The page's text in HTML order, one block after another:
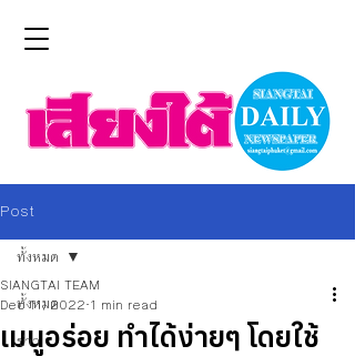
Post
ทั้งหมด
ข่าว
ทั้งหมด
เมนูอร่อย ทำได้ง่ายๆ โดยใช้
SIANGTAI TEAM
Dec 11, 2022 1 min read